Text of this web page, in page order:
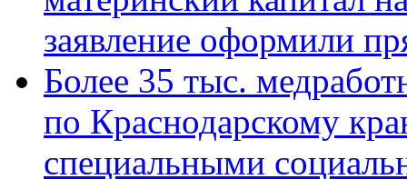
заявление оформили
Более 35 тыс.
по Краснодарскому
специальными